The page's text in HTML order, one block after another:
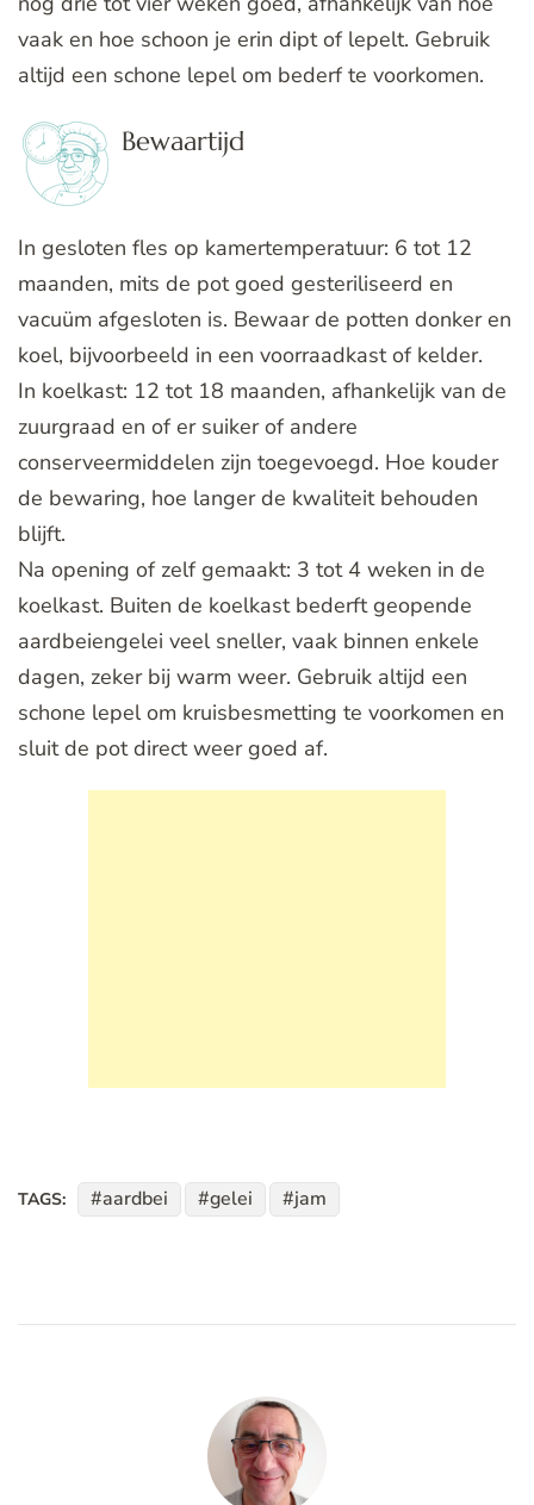
vaak en hoe schoon je erin dipt of lepelt. Gebruik
altijd een schone lepel om bederf te voorkomen.
Bewaartijd
In gesloten fles op kamertemperatuur: 6 tot 12
maanden, mits de pot goed gesteriliseerd en
vacuüm afgesloten is. Bewaar de potten donker en
koel, bijvoorbeeld in een voorraadkast of kelder.
In koelkast: 12 tot 18 maanden, afhankelijk van de
zuurgraad en of er suiker of andere
conserveermiddelen zijn toegevoegd. Hoe kouder
de bewaring, hoe langer de kwaliteit behouden
blijft.
Na opening of zelf gemaakt: 3 tot 4 weken in de
koelkast. Buiten de koelkast bederft geopende
aardbeiengelei veel sneller, vaak binnen enkele
dagen, zeker bij warm weer. Gebruik altijd een
schone lepel om kruisbesmetting te voorkomen en
sluit de pot direct weer goed af.
TAGS: aardbei gelei jam